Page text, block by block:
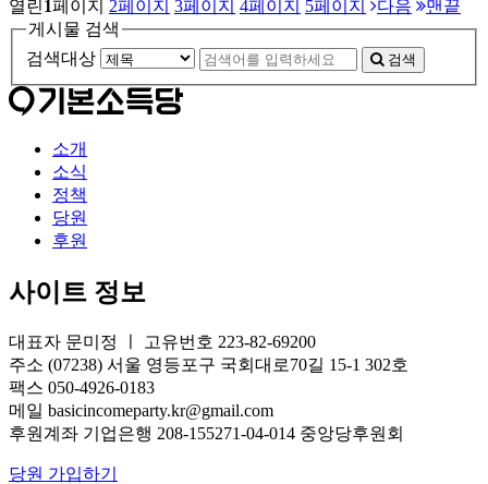
열린 1 페이지 2페이지 3페이지 4페이지 5페이지 다음
맨끝
게시물 검색
검색대상
검색
소개
소식
정책
당원
후원
사이트 정보
대표자 문미정 ㅣ 고유번호 223-82-69200
주소 (07238) 서울 영등포구 국회대로70길 15-1 302호
팩스 050-4926-0183
메일 basicincomeparty.kr@gmail.com
후원계좌 기업은행 208-155271-04-014 중앙당후원회
당원 가입하기